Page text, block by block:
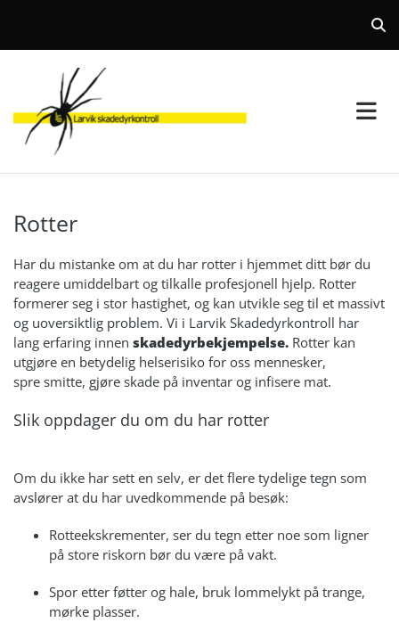
Rotter
Har du mistanke om at du har rotter i hjemmet ditt bør du
reagere umiddelbart og tilkalle profesjonell hjelp. Rotter
formerer seg i stor hastighet, og kan utvikle seg til et massivt
og uoversiktlig problem. Vi i Larvik Skadedyrkontroll har
lang erfaring innen skadedyrbekjempelse. Rotter kan
utgjøre en betydelig helserisiko for oss mennesker,
spre smitte, gjøre skade på inventar og infisere mat.
Slik oppdager du om du har rotter
Om du ikke har sett en selv, er det flere tydelige tegn som
avslører at du har uvedkommende på besøk:
Rotteekskrementer, ser du tegn etter noe som ligner
på store riskorn bør du være på vakt.
Spor etter føtter og hale, bruk lommelykt på trange,
mørke plasser.